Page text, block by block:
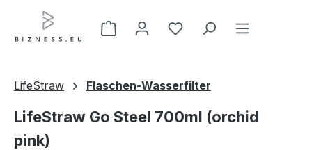
Zum Hauptinhalt springen
LifeStraw Flaschen-Wasserfilter
LifeStraw Go Steel 700ml (orchid
pink)